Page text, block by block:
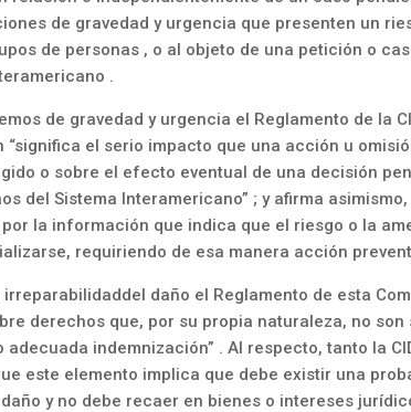
de gravedad y urgencia que presenten un
de personas , o al objeto de una petición o
.
de gravedad y urgencia el Reglamento de la
“significa el serio impacto que una acción u
o sobre el efecto eventual de una decisión
del Sistema Interamericano” ; y afirma
por la información que indica que el riesgo o la
requiriendo de esa manera acción
irreparabilidaddel daño el Reglamento de esta
derechos que, por su propia naturaleza, no
indemnización” . Al respecto, tanto la
este elemento implica que debe existir una
y no debe recaer en bienes o intereses